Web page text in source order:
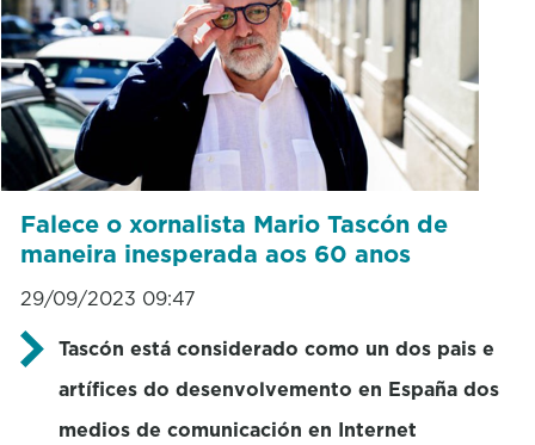
Falece o xornalista Mario Tascón de
maneira inesperada aos 60 anos
29/09/2023 09:47
Tascón está considerado como un dos pais e
artífices do desenvolvemento en España dos
medios de comunicación en Internet